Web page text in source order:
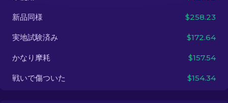
新品同様 $258.23
実地試験済み $172.64
かなり摩耗 $157.54
戦いで傷ついた $154.34